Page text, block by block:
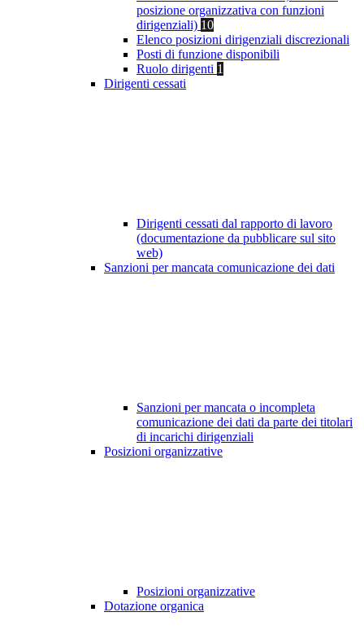
posizione organizzativa con funzioni
dirigenziali) 10
Elenco posizioni dirigenziali discrezionali
Posti di funzione disponibili
Ruolo dirigenti 1
Dirigenti cessati
Dirigenti cessati dal rapporto di lavoro
(documentazione da pubblicare sul sito
web)
Sanzioni per mancata comunicazione dei dati
Sanzioni per mancata o incompleta
comunicazione dei dati da parte dei titolari
di incarichi dirigenziali
Posizioni organizzative
Posizioni organizzative
Dotazione organica